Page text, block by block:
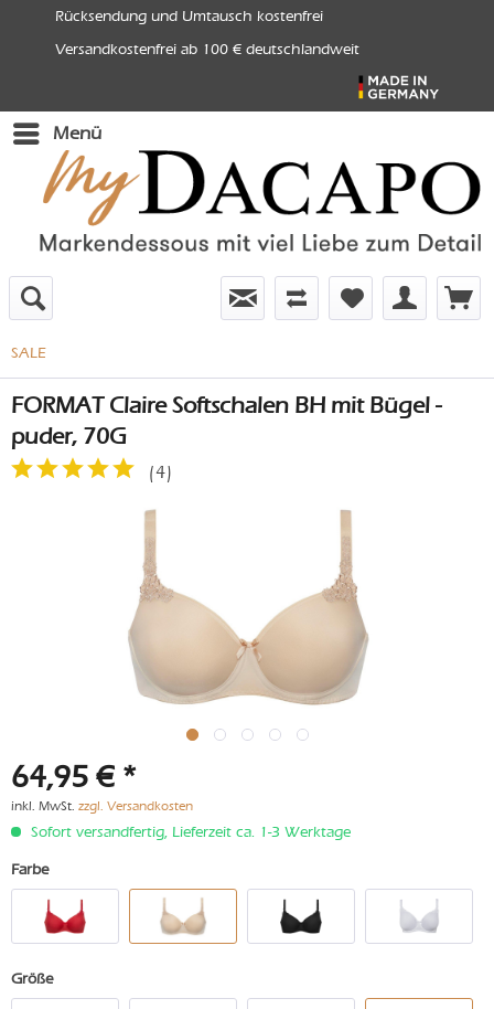
Rücksendung und Umtausch kostenfrei
Versandkostenfrei ab 100 € deutschlandweit
Menü
SALE
FORMAT Claire Softschalen BH mit Bügel -
puder, 70G
(4)
64,95 € *
inkl. MwSt. zzgl. Versandkosten
Sofort versandfertig, Lieferzeit ca. 1-3 Werktage
Farbe
Größe